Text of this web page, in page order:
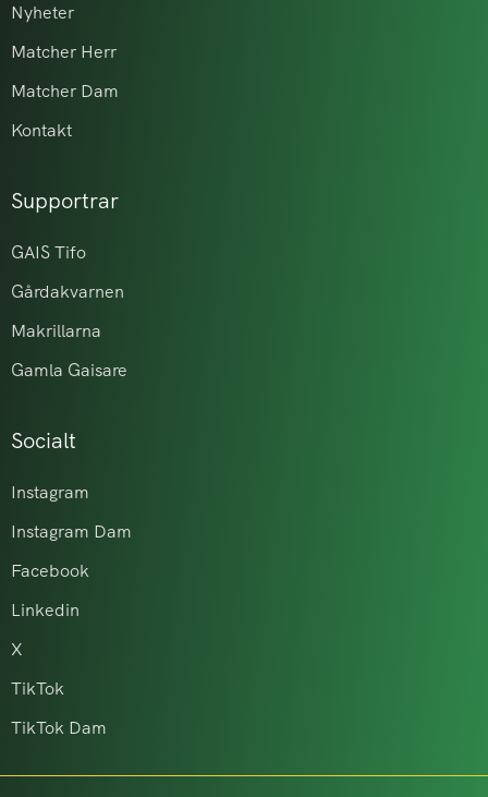
Nyheter
Matcher Herr
Matcher Dam
Kontakt
Supportrar
GAIS Tifo
Gårdakvarnen
Makrillarna
Gamla Gaisare
Socialt
Instagram
Instagram Dam
Facebook
Linkedin
X
TikTok
TikTok Dam